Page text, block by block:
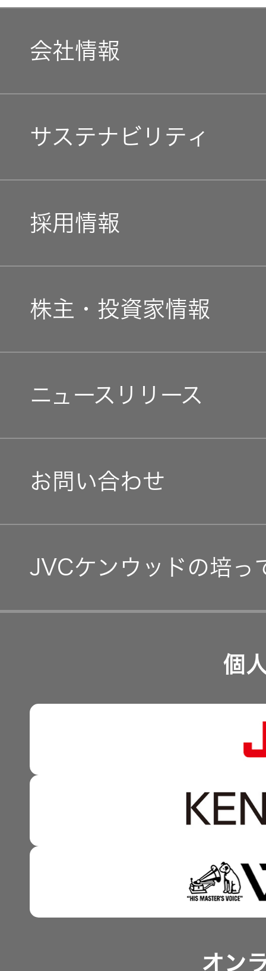
会社情報
私たちのブランド
事業概要
会社概要
会社案内
経営体制
グループ体制・組織図
事業等のリスク
マルチステークホルダー
サステナビリティ
ガバナンス(G)
環境(E)
社会(S)
採用情報
障がい者採用
株主・投資家情報
IRニュース
IR資料
経営計画
株式情報
資本コストや株価を意
ニュースリリース
お問い合わせ
JVCケンウッドの培っ
可視化と認識の高度化
感性に訴える音づくり
技術と感性をつなぐ融
個
オン